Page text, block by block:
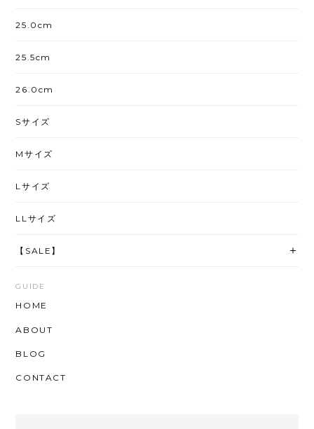
25.0cm
25.5cm
26.0cm
Sサイズ
Mサイズ
Lサイズ
LLサイズ
【SALE】
GUIDE
HOME
ABOUT
BLOG
CONTACT